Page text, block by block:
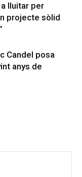
lluitar per
projecte sòlid
Candel posa
anys de